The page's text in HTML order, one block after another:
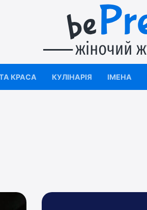
КРАСА КУЛІНАРІЯ ІМЕНА